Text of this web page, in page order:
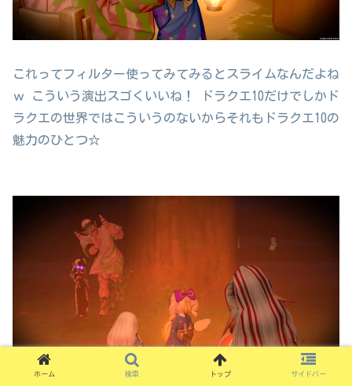
これってフィルター使ってみてみるとスライムなんだよね
ｗ こういう演出スゴくいいね！ ドラクエ10だけでしかド
ラクエの世界ではこういうのないからそれもドラクエ10の
魅力のひとつ☆
ホーム 検索 トップ サイドバー